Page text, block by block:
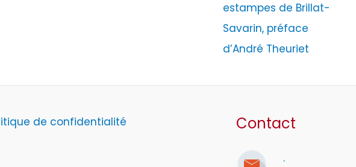
estampes de Brillat-
Savarin, préface
d’André Theuriet
de confidentialité Contact
.